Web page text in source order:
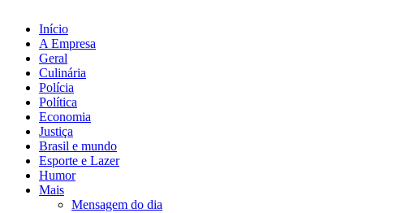
Início
A Empresa
Geral
Culinária
Polícia
Política
Economia
Justiça
Brasil e mundo
Esporte e Lazer
Humor
Mais
Mensagem do dia